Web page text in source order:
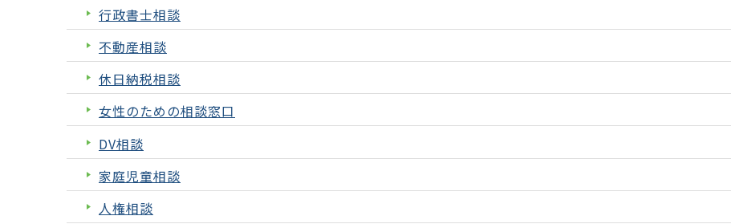
行政書士相談
不動産相談
休日納税相談
女性のための相談窓口
DV相談
家庭児童相談
人権相談